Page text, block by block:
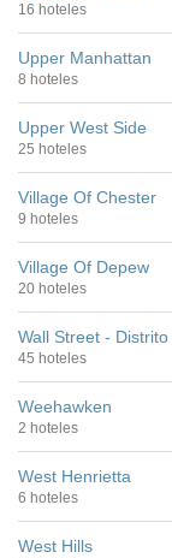
16 hoteles
Upper Manhattan
8 hoteles
Upper West Side
25 hoteles
Village Of Chester
9 hoteles
Village Of Depew
20 hoteles
Wall Street -
45 hoteles
Weehawken
2 hoteles
West Henrietta
6 hoteles
West Hills